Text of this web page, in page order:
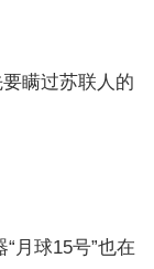
瞒过苏联人的
月球15号”也在